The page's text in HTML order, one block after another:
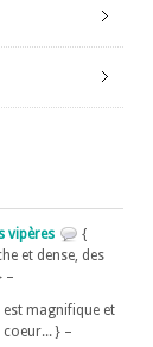
vipères
{
et dense, des
–
est magnifique et
} –